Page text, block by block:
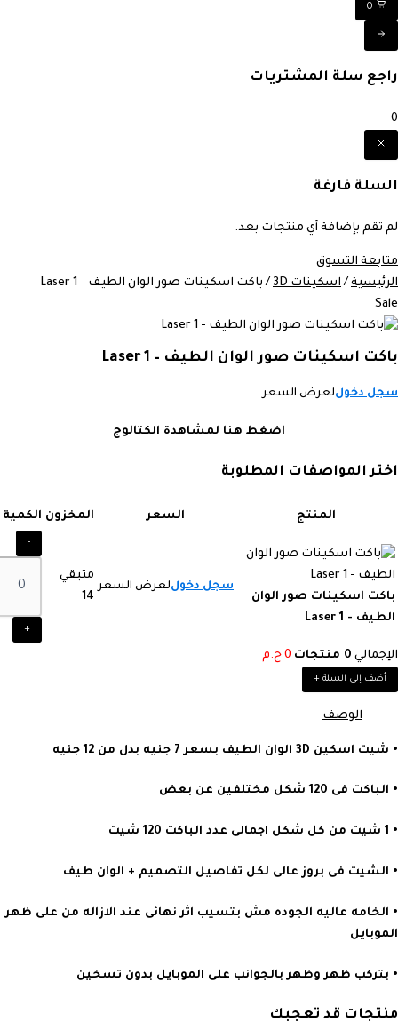
0
راجع سلة المشتريات
0
السلة فارغة
لم تقم بإضافة أي منتجات بعد.
متابعة التسوق
الرئيسية /اسكينات 3D
/ باكت اسكينات صور الوان الطيف – Laser 1
Sale
باكت اسكينات صور الوان الطيف – Laser 1
سجل دخوللعرض السعر
اضغط هنا لمشاهدة الكتالوج
اختر المواصفات المطلوبة
المنتج السعر المخزون الكمية
باكت اسكينات صور الوان
الطيف - Laser 1
سجل دخوللعرض السعر
متبقي
14
-
+
الإجمالي 0 منتجات 0 ج.م
أضف إلى السلة +
الوصف
• شيت اسكين 3D الوان الطيف بسعر 7 جنيه بدل من 12 جنيه
• الباكت فى 120 شكل مختلفين عن بعض
• 1 شيت من كل شكل اجمالى عدد الباكت 120 شيت
• الشيت فى بروز عالى لكل تفاصيل التصميم + الوان طيف
• الخامه عاليه الجوده مش بتسيب اثر نهائى عند الازاله من على ظهر
الموبايل
• بتركب ظهر وظهر بالجوانب على الموبايل بدون تسخين
منتجات قد تعجبك